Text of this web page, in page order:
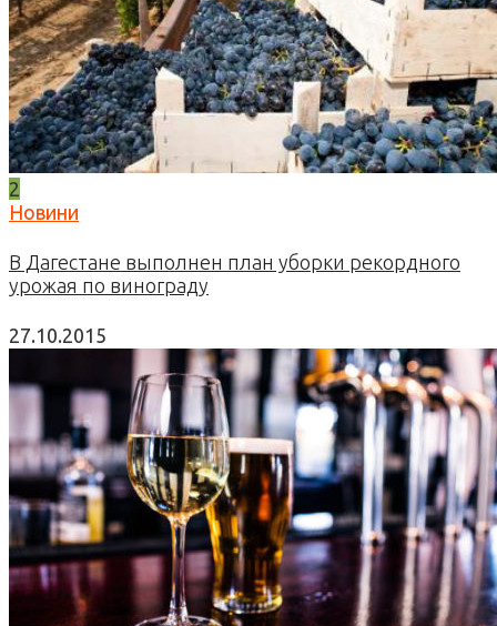
2
Новини
В Дагестане выполнен план уборки рекордного
урожая по винограду
27.10.2015